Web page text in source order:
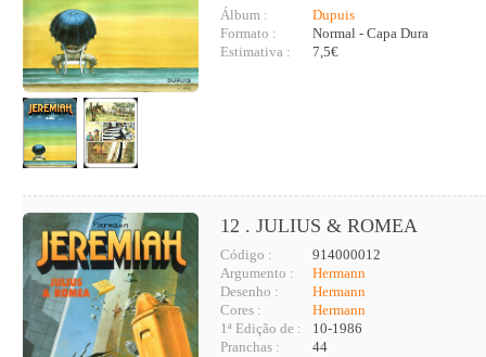
Álbum :
Dupuis
Formato :
Normal - Capa Dura
Estimativa :
7,5€
12 . JULIUS & ROMEA
Código :
914000012
Argumento :
Hermann
Desenho :
Hermann
Cores :
Hermann
1ª Edição de :
10-1986
Pranchas :
44